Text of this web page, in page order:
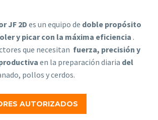
JF 2D es un equipo de doble propósito
y picar con la máxima eficiencia .
que necesitan fuerza, precisión y
en la preparación diaria del
pollos y cerdos.
AUTORIZADOS